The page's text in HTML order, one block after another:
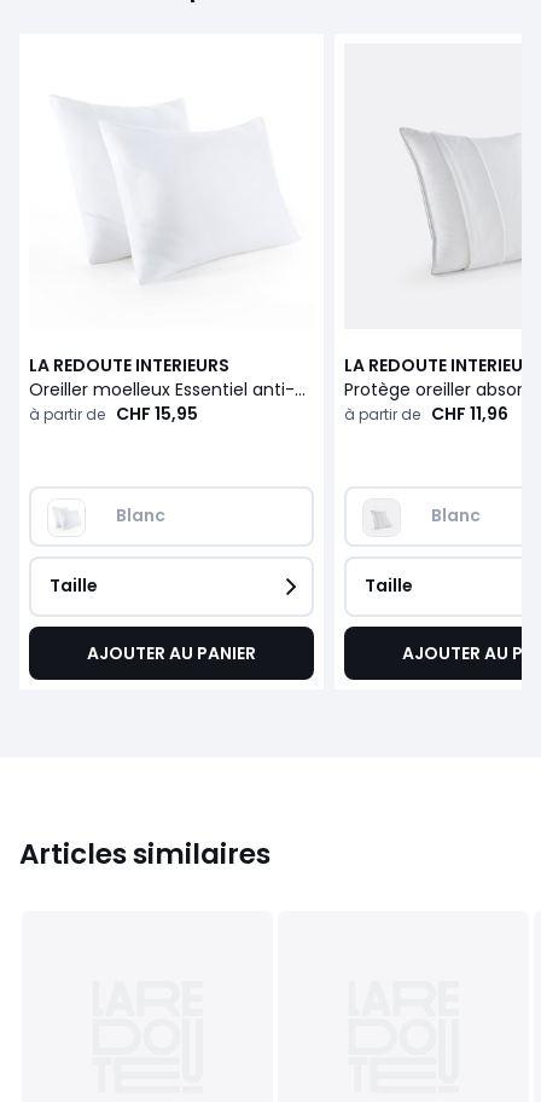
LA REDOUTE INTERIEURS
Oreiller moelleux Essentiel anti-acarien
à partir de CHF 15,95
Blanc
Taille
AJOUTER AU PANIER
LA REDOUTE
à partir de CHF 11,96
Blanc
Taille
AJOUTER AU
Articles similaires